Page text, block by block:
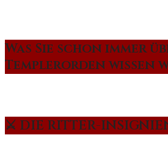
Was Sie schon immer
Templerorden wissen
⚔️ DIE RITTER-